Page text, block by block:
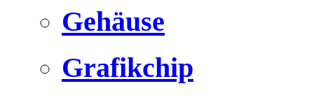
Gehäuse
Grafikchip